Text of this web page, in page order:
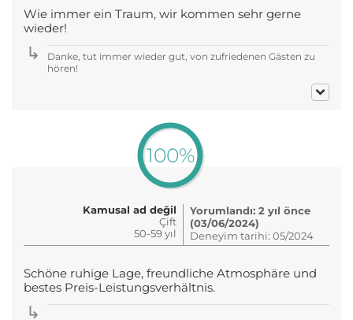
Wie immer ein Traum, wir kommen sehr gerne
wieder!
Danke, tut immer wieder gut, von zufriedenen Gästen zu
hören!
100%
Kamusal ad değil
Çift
50-59 yıl
Yorumlandı: 2 yıl önce
(03/06/2024)
Deneyim tarihi: 05/2024
Schöne ruhige Lage, freundliche Atmosphäre und
bestes Preis-Leistungsverhältnis.